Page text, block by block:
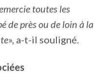
toutes les
de près ou de loin à la
», a-t-il souligné.